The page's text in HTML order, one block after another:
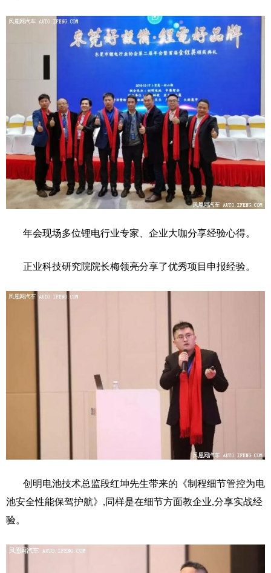
年会现场多位锂电行业专家、企业大咖分享经验心得。
正业科技研究院院长梅领亮分享了优秀项目申报经验。
创明电池技术总监段红坤先生带来的《制程细节管控为电
池安全性能保驾护航》,同样是在细节方面教企业,分享实战经
验。